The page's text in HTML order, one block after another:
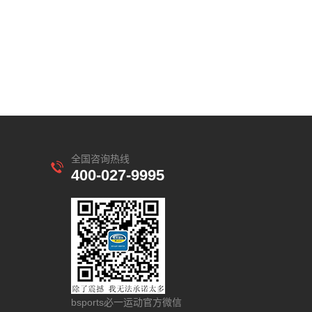
全国咨询热线
400-027-9995
bsports必一运动官方微信